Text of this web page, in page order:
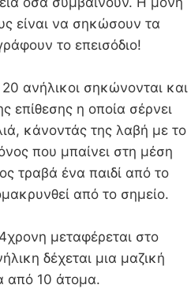
είναι να σηκώσουν τα
το επεισόδιο!
ανήλικοι σηκώνονται και
επίθεσης η οποία σέρνει
κάνοντάς της λαβή με το
που μπαίνει στη μέση
τραβά ένα παιδί από το
από το σημείο.
μεταφέρεται στο
δέχεται μια μαζική
από 10 άτομα.